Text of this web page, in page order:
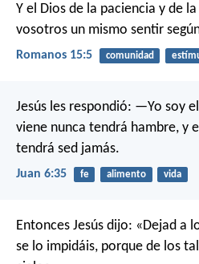
Y el Dios de la paciencia y de
vosotros un mismo sentir
Romanos 15:5 comunidad
Jesús les respondió: —Yo soy
viene nunca tendrá hambre, y
tendrá sed jamás.
Juan 6:35 fe alimento vida
Entonces Jesús dijo: «Dejad a
se lo impidáis, porque de los